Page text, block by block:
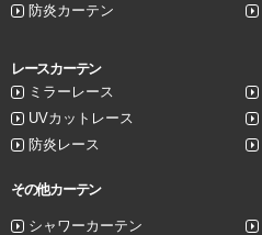
防炎カーテン
レースカーテン
ミラーレース
UVカットレース
防炎レース
その他カーテン
シャワーカーテン